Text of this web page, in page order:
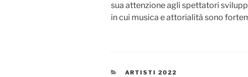
sua attenzione agli spettatori
in cui musica e attorialità sono
CATEGORIES
ARTISTI 2022